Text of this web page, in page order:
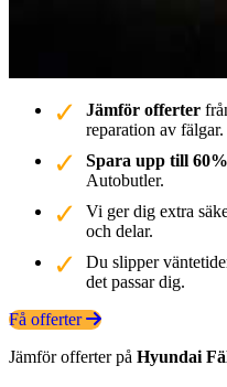
Jämför offerter
reparation av fälgar.
Spara upp till 60%
Autobutler.
Vi ger dig extra
och delar.
Du slipper
det passar dig.
Få offerter
Jämför offerter på Hyundai